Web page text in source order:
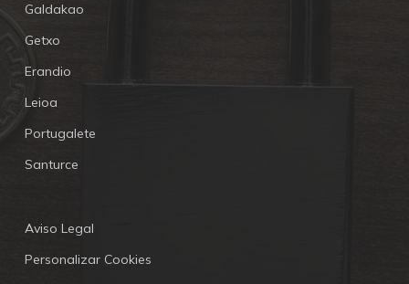
Galdakao
Getxo
Erandio
Leioa
Portugalete
Santurce
Aviso Legal
Personalizar Cookies